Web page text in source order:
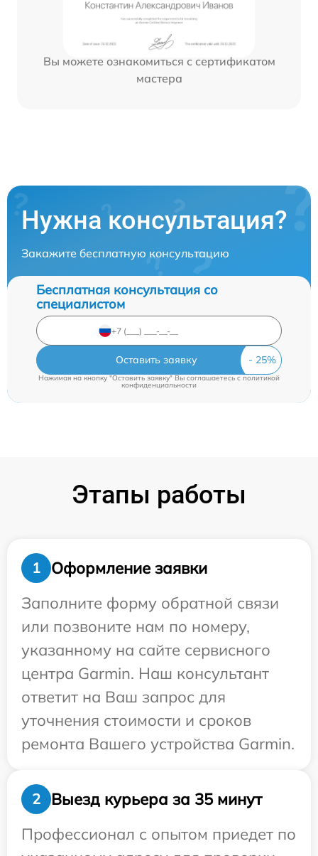
Вы можете ознакомиться с сертификатом
мастера
Нужна консультация?
Закажите бесплатную консультацию
Бесплатная консультация со
специалистом
Оставить заявку
Нажимая на кнопку "Оставить заявку" Вы соглашаетесь cполитикой
конфиденциальности
Этапы работы
1
Оформление заявки
Заполните форму обратной связи
или позвоните нам по номеру,
указанному на сайте сервисного
центра Garmin. Наш консультант
ответит на Ваш запрос для
уточнения стоимости и сроков
ремонта Вашего устройства Garmin.
2
Выезд курьера за 35 минут
Профессионал с опытом приедет по